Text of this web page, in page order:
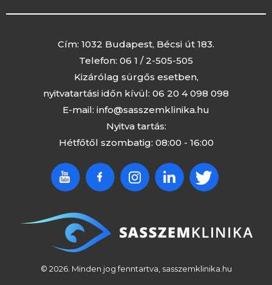
Cím: 1032 Budapest, Bécsi út 183.
Telefon: 06 1 / 2-505-505
Kizárólag sürgős esetben,
nyitvatartási időn kívül: 06 20 4 098 098
E-mail: info@sasszemklinika.hu
Nyitva tartás:
Hétfőtől szombatig: 08:00 - 16:00
© 2026. Minden jog fenntartva, sasszemklinika.hu